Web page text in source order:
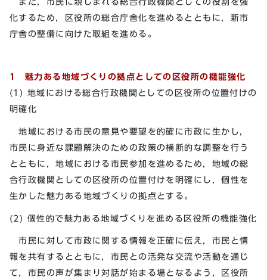
化するため，区役所の総合庁舎化を進めるとともに，新市
庁舎の整備に向けた取組を進める。
1 魅力ある地域づくりの拠点としての区役所の機能強化
(1) 地域における総合行政機関としての区役所の位置付けの
明確化
地域における市民の意見や要望を的確に市政に生かし，
市民に身近な課題解決のための政策の横断的な調整を行う
とともに，地域における市民参加を進めるため，地域の総
合行政機関としての区役所の位置付けを明確にし，個性を
生かした魅力ある地域づくりの拠点とする。
(2) 個性的で魅力ある地域づくりを進める区役所の機能強化
市民に対して市政に関する情報を正確に伝え，市民と情
報を共有するとともに，市民との活発な交流や活動を通じ
て，市民の声が集まり対話が始まる場となるよう，区役所